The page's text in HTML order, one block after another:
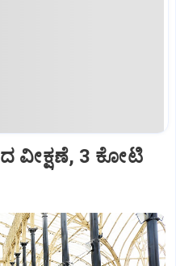
ವೀಕ್ಷಣೆ, 3 ಕೋಟಿ